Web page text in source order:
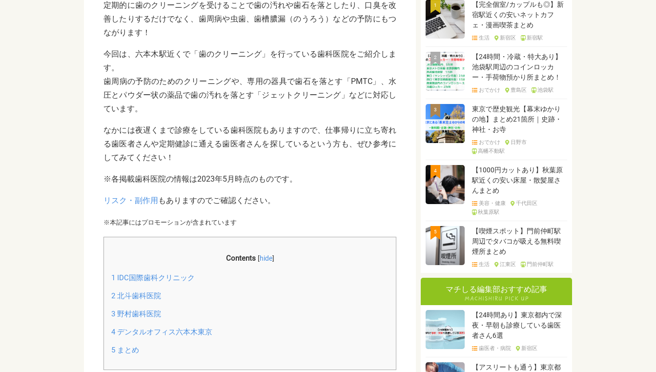
定期的に歯のクリーニングを受けることで歯の汚れや歯石を落としたり、口臭を改
善したりするだけでなく、歯周病や虫歯、歯槽膿漏（のうろう）などの予防にもつ
ながります！
今回は、六本木駅近くで「歯のクリーニング」を行っている歯科医院をご紹介しま
す。
歯周病の予防のためのクリーニングや、専用の器具で歯石を落とす「PMTC」、水
圧とパウダー状の薬品で歯の汚れを落とす「ジェットクリーニング」などに対応し
ています。
なかには夜遅くまで診療をしている歯科医院もありますので、仕事帰りに立ち寄れ
る歯医者さんや定期健診に通える歯医者さんを探しているという方も、ぜひ参考に
してみてください！
※各掲載歯科医院の情報は2023年5月時点のものです。
リスク・副作用 もありますのでご確認ください。
※本記事にはプロモーションが含まれています
Contents [hide]
1 IDC国際歯科クリニック
2北斗歯科医院
3野村歯科医院
4デンタルオフィス六本木東京
5まとめ
1
【完全個室/カップルも◎】新
宿駅近くの安いネットカフ
ェ・漫画喫茶まとめ
生活 新宿区 新宿駅
2
【24時間・冷蔵・特大あり】
池袋駅周辺のコインロッカ
ー・手荷物預かり所まとめ！
おでかけ 豊島区 池袋駅
3
東京で歴史観光【幕末ゆかり
の地】まとめ21箇所｜史跡・
神社・お寺
おでかけ
日野市
高幡不動駅
4
【1000円カットあり】秋葉原
駅近くの安い床屋・散髪屋さ
んまとめ
美容・健康
千代田区
秋葉原駅
5
【喫煙スポット】門前仲町駅
周辺でタバコが吸える無料喫
煙所まとめ
生活 江東区 門前仲町駅
マチしる編集部おすすめ記事
【24時間あり】東京都内で深
夜・早朝も診療している歯医
者さん6選
歯医者・病院 新宿区
【アスリートも通う】東京都